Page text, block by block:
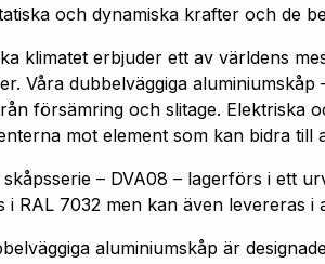
och dynamiska krafter och de
klimatet erbjuder ett av världens
Våra dubbelväggiga
försämring och slitage. Elektriska
mot element som kan bidra
skåpsserie – DVA08 – lagerförs i ett
i RAL 7032 men kan även levereras i
aluminiumskåp är